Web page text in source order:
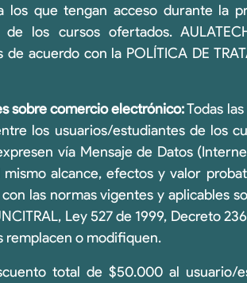
los que tengan acceso durante la
los cursos ofertados.
acuerdo con la POLÍTICA DE
sobre comercio electrónico:Todas
los usuarios/estudiantes de los
vía Mensaje de Datos
alcance, efectos y valor
las normas vigentes y aplicables
Ley 527 de 1999, Decreto
remplacen o modifiquen.
total de $50.000 al usuario/